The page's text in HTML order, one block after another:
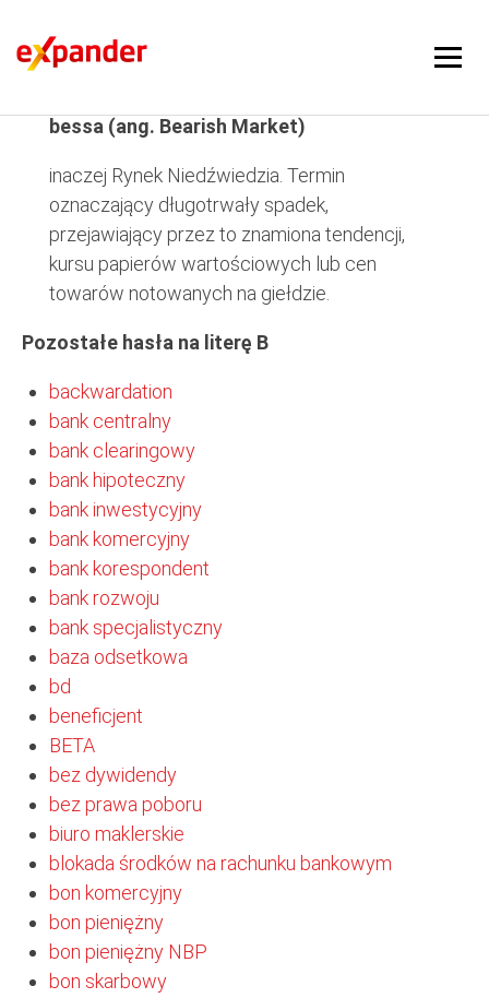
bessa (ang. Bearish Market)
inaczej Rynek Niedźwiedzia. Termin
oznaczający długotrwały spadek,
przejawiający przez to znamiona tendencji,
kursu papierów wartościowych lub cen
towarów notowanych na giełdzie.
Pozostałe hasła na literę B
backwardation
bank centralny
bank clearingowy
bank hipoteczny
bank inwestycyjny
bank komercyjny
bank korespondent
bank rozwoju
bank specjalistyczny
baza odsetkowa
bd
beneficjent
BETA
bez dywidendy
bez prawa poboru
biuro maklerskie
blokada środków na rachunku bankowym
bon komercyjny
bon pieniężny
bon pieniężny NBP
bon skarbowy